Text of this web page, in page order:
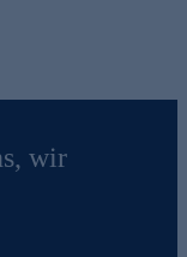
wir